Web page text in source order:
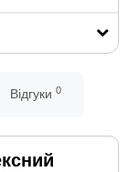
Відгуки 0